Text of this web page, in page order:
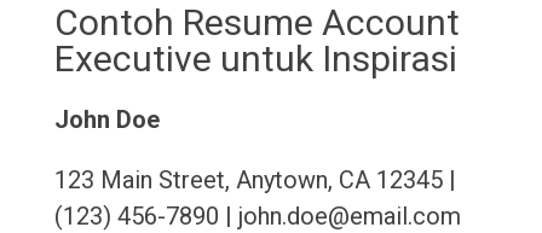
Contoh Resume Account
Executive untuk Inspirasi
John Doe
123 Main Street, Anytown, CA 12345 |
(123) 456-7890 | john.doe@email.com